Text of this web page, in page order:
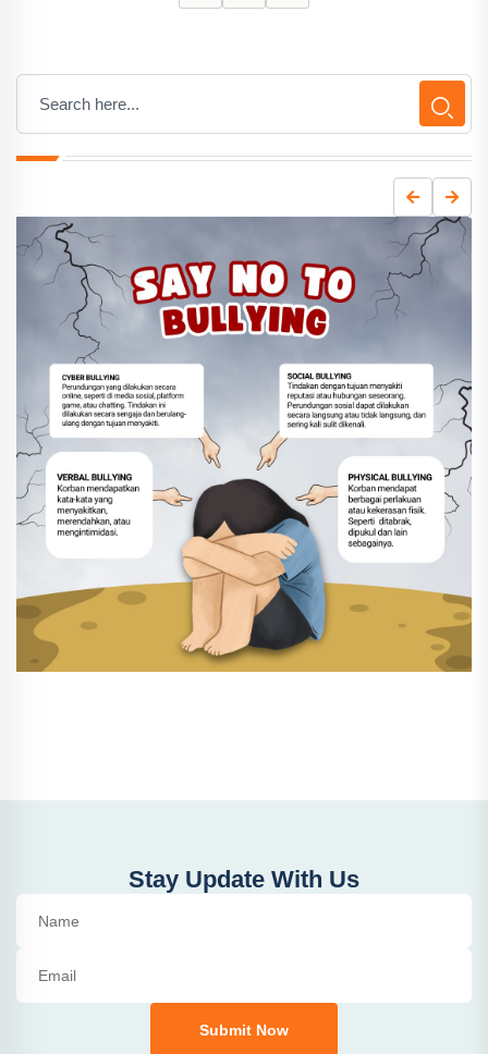
Stay Update With Us
Submit Now